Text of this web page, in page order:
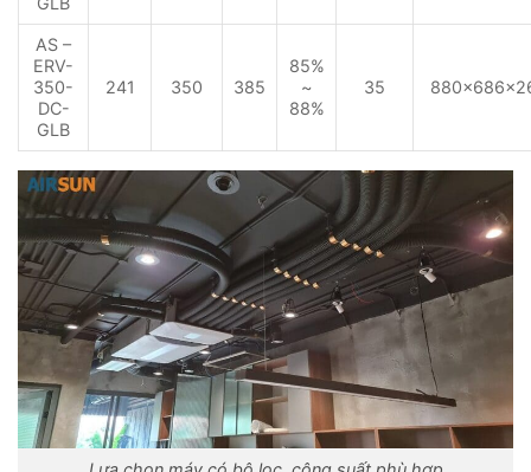
AS –
ERV-
350-
DC-
GLB
241 350 385
85%
~
88%
35